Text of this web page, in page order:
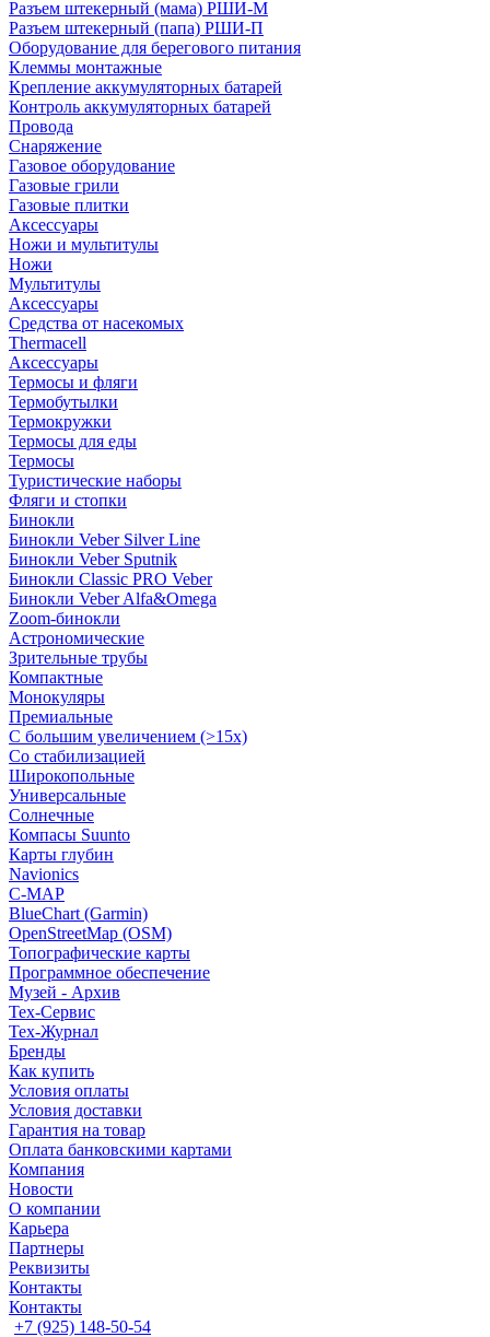
Разъем штекерный (мама) РШИ-М
Разъем штекерный (папа) РШИ-П
Оборудование для берегового питания
Клеммы монтажные
Крепление аккумуляторных батарей
Контроль аккумуляторных батарей
Провода
Снаряжение
Газовое оборудование
Газовые грили
Газовые плитки
Аксессуары
Ножи и мультитулы
Ножи
Мультитулы
Аксессуары
Средства от насекомых
Thermacell
Аксессуары
Термосы и фляги
Термобутылки
Термокружки
Термосы для еды
Термосы
Туристические наборы
Фляги и стопки
Бинокли
Бинокли Veber Silver Line
Бинокли Veber Sputnik
Бинокли Classic PRO Veber
Бинокли Veber Alfa&Omega
Zoom-бинокли
Астрономические
Зрительные трубы
Компактные
Монокуляры
Премиальные
С большим увеличением (>15x)
Со стабилизацией
Широкопольные
Универсальные
Солнечные
Компасы Suunto
Карты глубин
Navionics
C-MAP
BlueChart (Garmin)
OpenStreetMap (OSM)
Топографические карты
Программное обеспечение
Музей - Архив
Tex-Сервис
Тех-Журнал
Бренды
Как купить
Условия оплаты
Условия доставки
Гарантия на товар
Оплата банковскими картами
Компания
Новости
О компании
Карьера
Партнеры
Реквизиты
Контакты
Контакты
+7 (925) 148-50-54